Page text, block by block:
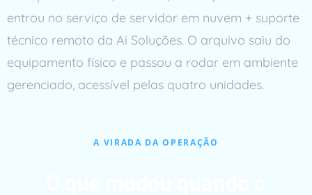
entrou no serviço de servidor em nuvem + suporte
técnico remoto da Ai Soluções. O arquivo saiu do
equipamento físico e passou a rodar em ambiente
gerenciado, acessível pelas quatro unidades.
A VIRADA DA OPERAÇÃO